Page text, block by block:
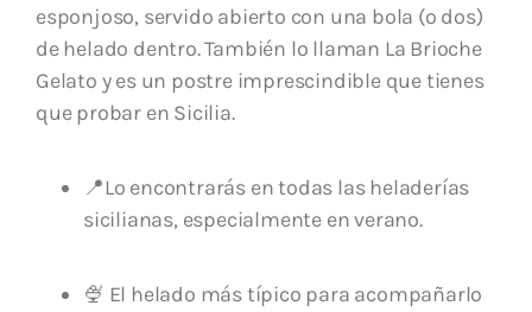
esponjoso, servido abierto con una bola (o dos)
de helado dentro. También lo llaman La Brioche
Gelato y es un postre imprescindible que tienes
que probar en Sicilia.
📍Lo encontrarás en todas las heladerías
sicilianas, especialmente en verano.
🍨 El helado más típico para acompañarlo